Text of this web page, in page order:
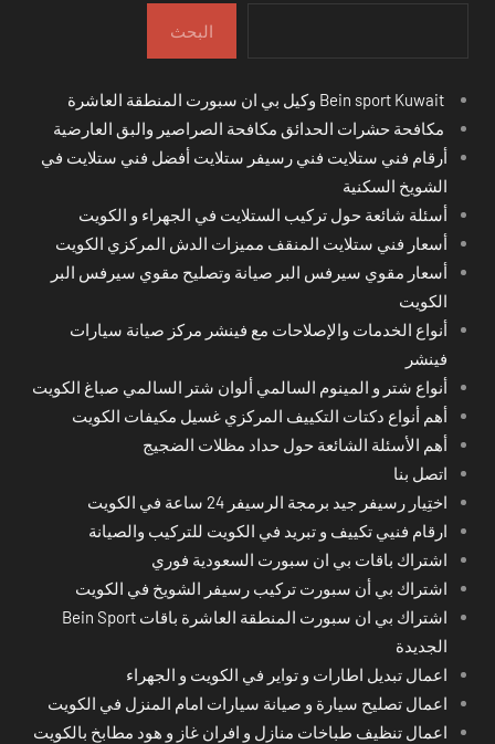
البحث
مكافحة حشرات الحدائق مكافحة الصراصير والبق العارضية
أرقام فني ستلايت فني رسيفر ستلايت أفضل فني ستلايت في
الشويخ السكنية
أسئلة شائعة حول تركيب الستلايت في الجهراء و الكويت
أسعار فني ستلايت المنقف مميزات الدش المركزي الكويت
أسعار مقوي سيرفس البر صيانة وتصليح مقوي سيرفس البر
الكويت
أنواع الخدمات والإصلاحات مع فينشر مركز صيانة سيارات
فينشر
أنواع شتر و المينوم السالمي ألوان شتر السالمي صباغ الكويت
أهم أنواع دكتات التكييف المركزي غسيل مكيفات الكويت
أهم الأسئلة الشائعة حول حداد مظلات الضجيج
اتصل بنا
اختِيار رسيفر جيد برمجة الرسيفر 24 ساعة في الكويت
ارقام فنيي تكييف و تبريد في الكويت للتركيب والصيانة
اشتراك باقات بي ان سبورت السعودية فوري
اشتراك بي أن سبورت تركيب رسيفر الشويخ في الكويت
اشتراك بي ان سبورت المنطقة العاشرة باقات Bein Sport
الجديدة
اعمال تبديل اطارات و تواير في الكويت و الجهراء
اعمال تصليح سيارة و صيانة سيارات امام المنزل في الكويت
اعمال تنظيف طباخات منازل و افران غاز و هود مطابخ بالكويت